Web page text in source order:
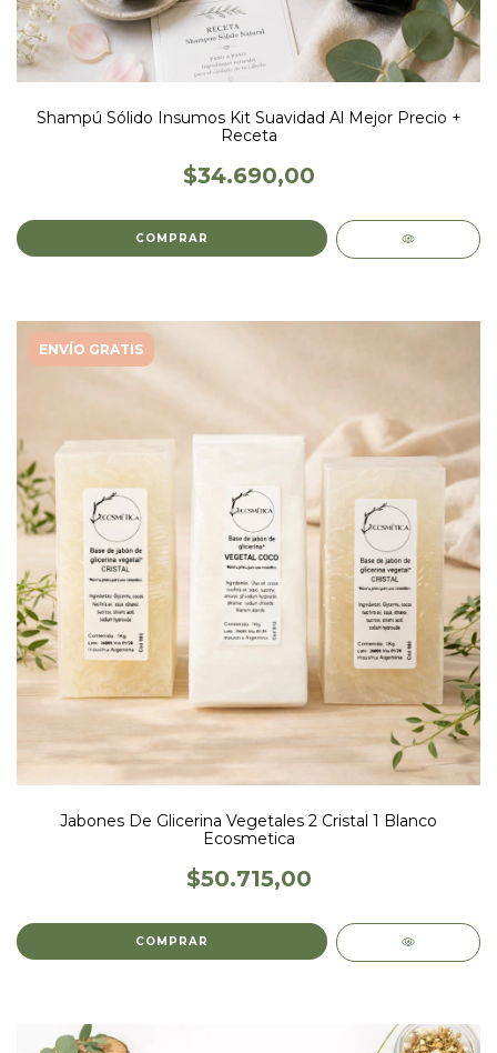
Shampú Sólido Insumos Kit Suavidad Al Mejor Precio +
Receta
$34.690,00
ENVÍO GRATIS
Jabones De Glicerina Vegetales 2 Cristal 1 Blanco
Ecosmetica
$50.715,00